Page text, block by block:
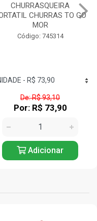
CHURRASQUEIRA
ESMALTADA A BAFO
GUARAPARI MOR
Código: 745334
De: R$ 300,47
Por: R$ 250,90
Adicionar